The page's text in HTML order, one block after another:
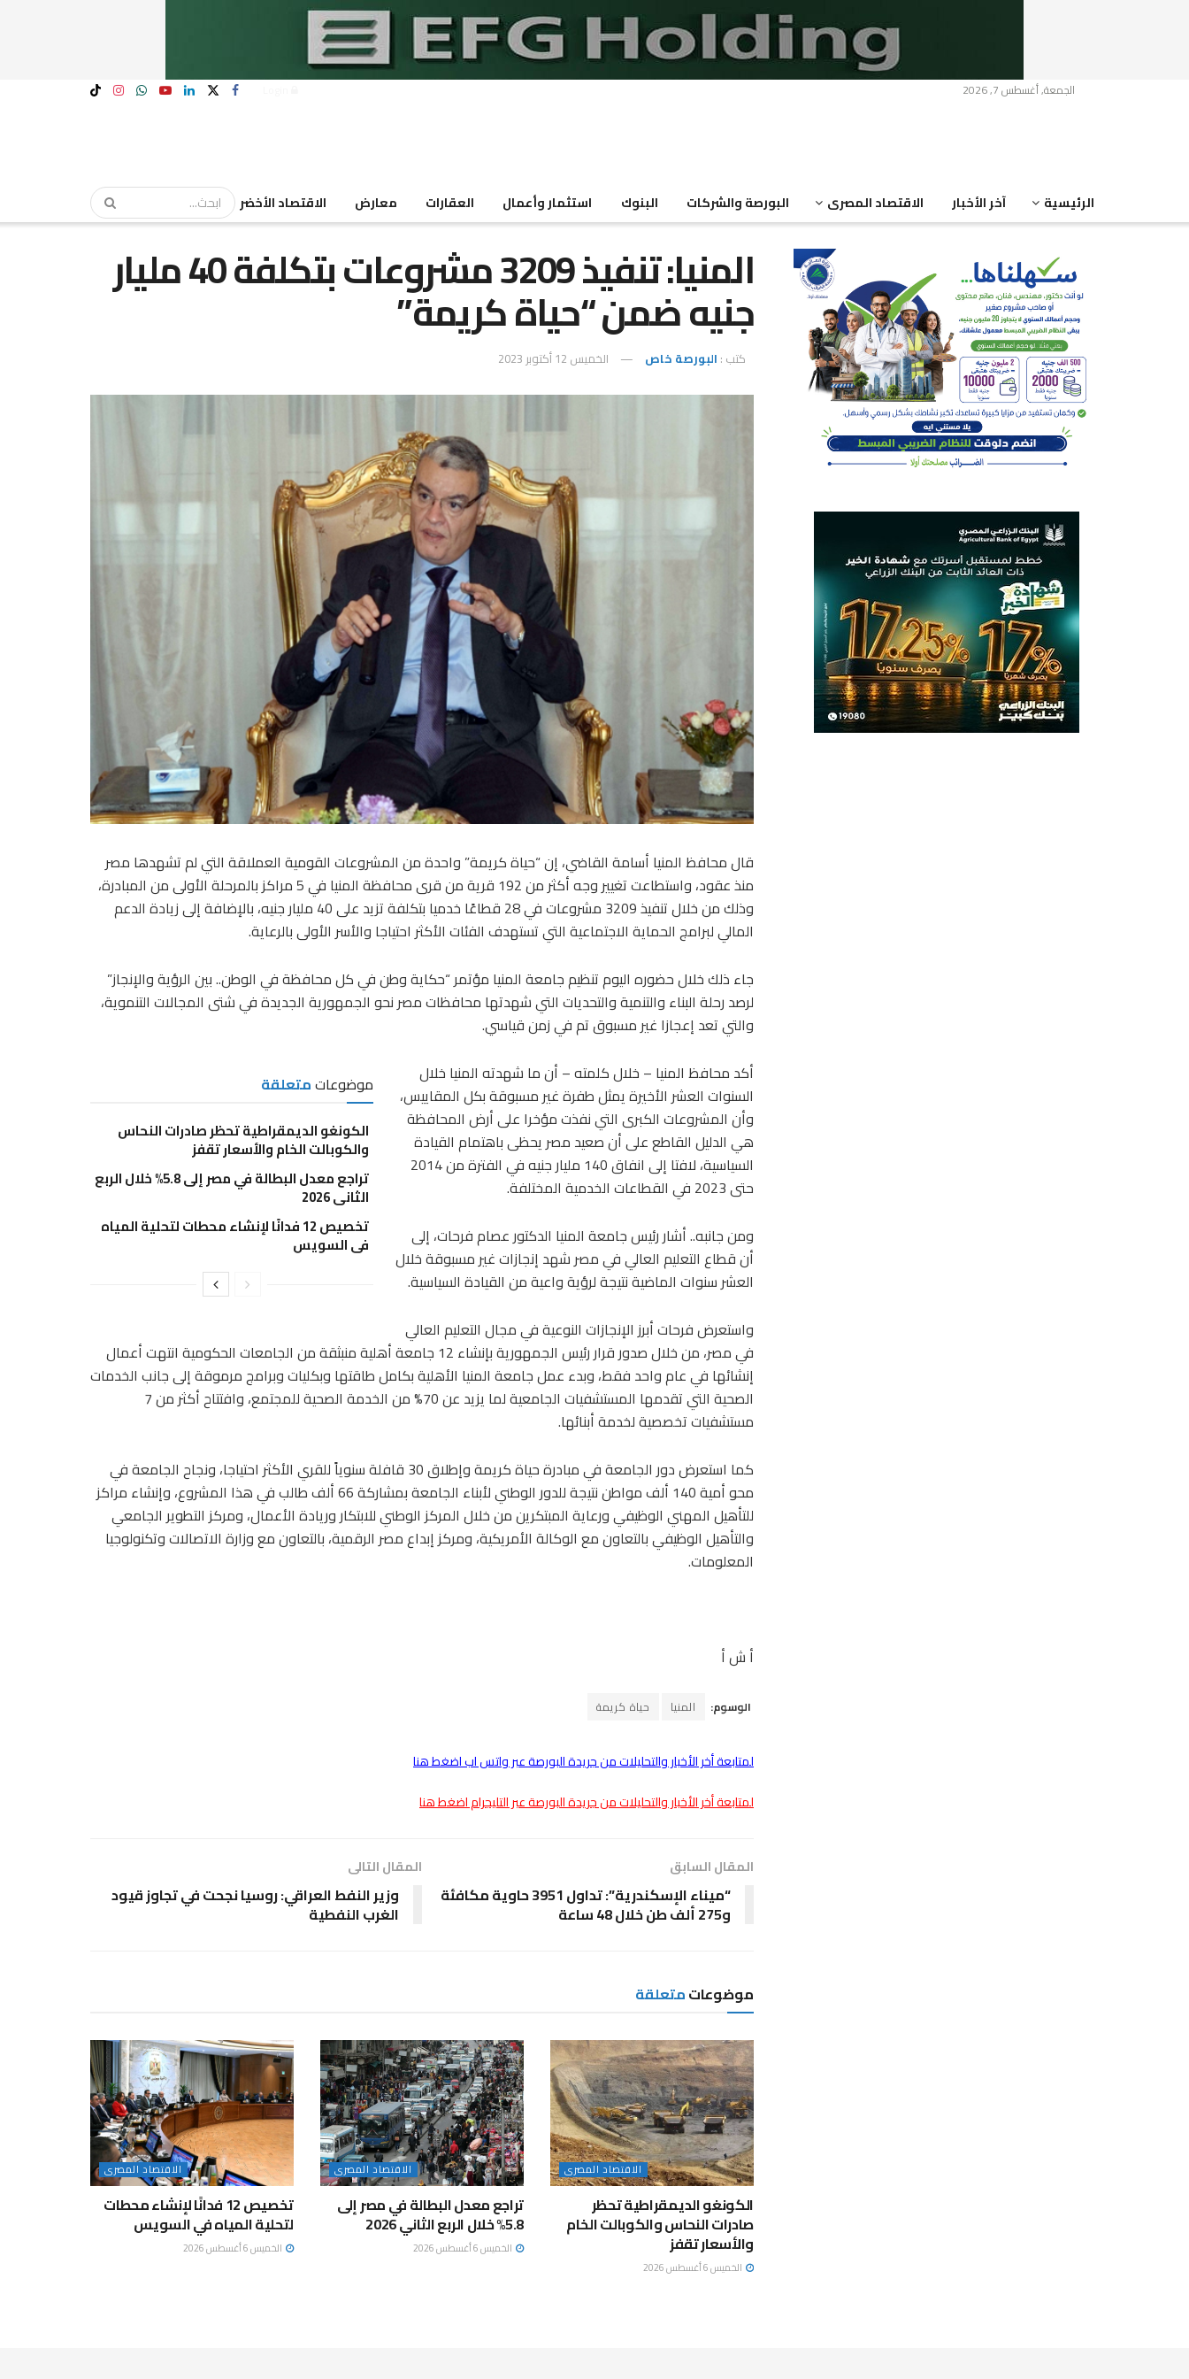
الجمعة, أغسطس 7, 2026
الرئيسية آخر الأخبار الاقتصاد المصرى البورصة والشركات البنوك استثمار وأعمال العقارات معارض الاقتصاد الأخضر
المنيا: تنفيذ 3209 مشروعات بتكلفة 40 مليار
جنيه ضمن “حياة كريمة”
كتب : البورصة خاص الخميس 12 أكتوبر 2023
قال محافظ المنيا أسامة القاضي، إن “حياة كريمة” واحدة من المشروعات القومية العملاقة التي لم تشهدها مصر
منذ عقود، واستطاعت تغيير وجه أكثر من 192 قرية من قرى محافظة المنيا في 5 مراكز بالمرحلة الأولى من المبادرة،
وذلك من خلال تنفيذ 3209 مشروعات في 28 قطاعًا خدميا بتكلفة تزيد على 40 مليار جنيه، بالإضافة إلى زيادة الدعم
المالي لبرامج الحماية الاجتماعية التي تستهدف الفئات الأكثر احتياجا والأسر الأولى بالرعاية.
جاء ذلك خلال حضوره اليوم تنظيم جامعة المنيا مؤتمر “حكاية وطن في كل محافظة في الوطن.. بين الرؤية والإنجاز”
لرصد رحلة البناء والتنمية والتحديات التي شهدتها محافظات مصر نحو الجمهورية الجديدة في شتى المجالات التنموية،
والتي تعد إعجازا غير مسبوق تم في زمن قياسي.
موضوعاتمتعلقة
الكونغو الديمقراطية تحظر صادرات النحاس
والكوبالت الخام والأسعار تقفز
تراجع معدل البطالة في مصر إلى 5.8% خلال الربع
الثاني 2026
تخصيص 12 فدانًا لإنشاء محطات لتحلية المياه
في السويس
أكد محافظ المنيا – خلال كلمته – أن ما شهدته المنيا خلال
السنوات العشر الأخيرة يمثل طفرة غير مسبوقة بكل المقاييس،
وأن المشروعات الكبرى التي نفذت مؤخرا على أرض المحافظة
هي الدليل القاطع على أن صعيد مصر يحظى باهتمام القيادة
السياسية، لافتا إلى انفاق 140 مليار جنيه في الفترة من 2014
حتى 2023 في القطاعات الخدمية المختلفة.
ومن جانبه.. أشار رئيس جامعة المنيا الدكتور عصام فرحات، إلى
أن قطاع التعليم العالي في مصر شهد إنجازات غير مسبوقة خلال
العشر سنوات الماضية نتيجة لرؤية واعية من القيادة السياسية.
واستعرض فرحات أبرز الإنجازات النوعية في مجال التعليم العالي
في مصر، من خلال صدور قرار رئيس الجمهورية بإنشاء 12 جامعة أهلية منبثقة من الجامعات الحكومية انتهت أعمال
إنشائها في عام واحد فقط، وبدء عمل جامعة المنيا الأهلية بكامل طاقتها وبكليات وبرامج مرموقة إلى جانب الخدمات
الصحية التي تقدمها المستشفيات الجامعية لما يزيد عن 70% من الخدمة الصحية للمجتمع، وافتتاح أكثر من 7
مستشفيات تخصصية لخدمة أبنائها.
كما استعرض دور الجامعة في مبادرة حياة كريمة وإطلاق 30 قافلة سنوياً للقري الأكثر احتياجا، ونجاح الجامعة في
محو أمية 140 ألف مواطن نتيجة للدور الوطني لأبناء الجامعة بمشاركة 66 ألف طالب في هذا المشروع، وإنشاء مراكز
للتأهيل المهني الوظيفي ورعاية المبتكرين من خلال المركز الوطني للابتكار وريادة الأعمال، ومركز التطوير الجامعي
والتأهيل الوظيفي بالتعاون مع الوكالة الأمريكية، ومركز إبداع مصر الرقمية، بالتعاون مع وزارة الاتصالات وتكنولوجيا
المعلومات.
أ ش أ
الوسوم: المنيا حياة كريمة
لمتابعة أخر الأخبار والتحليلات من جريدة البورصة عبر واتس اب اضغط هنا
لمتابعة أخر الأخبار والتحليلات من جريدة البورصة عبر التليجرام اضغط هنا
المقال السابق
“ميناء الإسكندرية”: تداول 3951 حاوية مكافئة
و275 ألف طن خلال 48 ساعة
المقال التالى
وزير النفط العراقي: روسيا نجحت في تجاوز قيود
الغرب النفطية
موضوعاتمتعلقة
الاقتصاد المصرى
الكونغو الديمقراطية تحظر
صادرات النحاس والكوبالت الخام
والأسعار تقفز
الخميس 6 أغسطس 2026
الاقتصاد المصرى
تراجع معدل البطالة في مصر إلى
5.8% خلال الربع الثاني 2026
الخميس 6 أغسطس 2026
الاقتصاد المصرى
تخصيص 12 فدانًا لإنشاء محطات
لتحلية المياه في السويس
الخميس 6 أغسطس 2026